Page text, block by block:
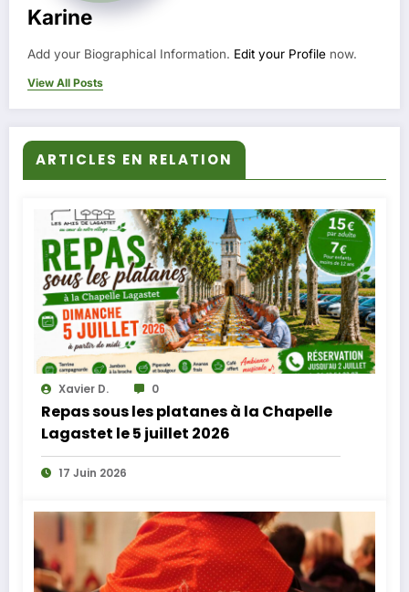
Karine
Add your Biographical Information. Edit your Profile now.
View All Posts
ARTICLES EN RELATION
Xavier D. 0
Repas sous les platanes à la Chapelle
Lagastet le 5 juillet 2026
17 Juin 2026